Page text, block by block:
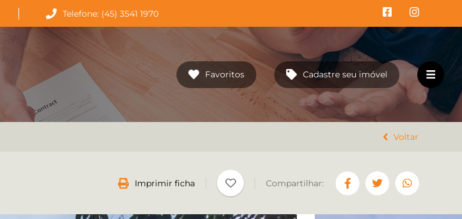
Telefone: (45) 3541 1970
Favoritos
Cadastre seu imóvel
EMPREENDIMENTOS
LOCAÇÃO
Voltar
Imprimir ficha Compartilhar: